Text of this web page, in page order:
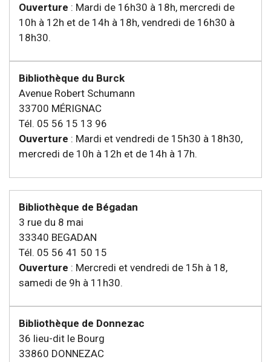
Ouverture : Mardi de 16h30 à 18h, mercredi de
10h à 12h et de 14h à 18h, vendredi de 16h30 à
18h30.
Bibliothèque du Burck
Avenue Robert Schumann
33700 MÉRIGNAC
Tél. 05 56 15 13 96
Ouverture : Mardi et vendredi de 15h30 à 18h30,
mercredi de 10h à 12h et de 14h à 17h.
Bibliothèque de Bégadan
3 rue du 8 mai
33340 BEGADAN
Tél. 05 56 41 50 15
Ouverture : Mercredi et vendredi de 15h à 18,
samedi de 9h à 11h30.
Bibliothèque de Donnezac
36 lieu-dit le Bourg
33860 DONNEZAC